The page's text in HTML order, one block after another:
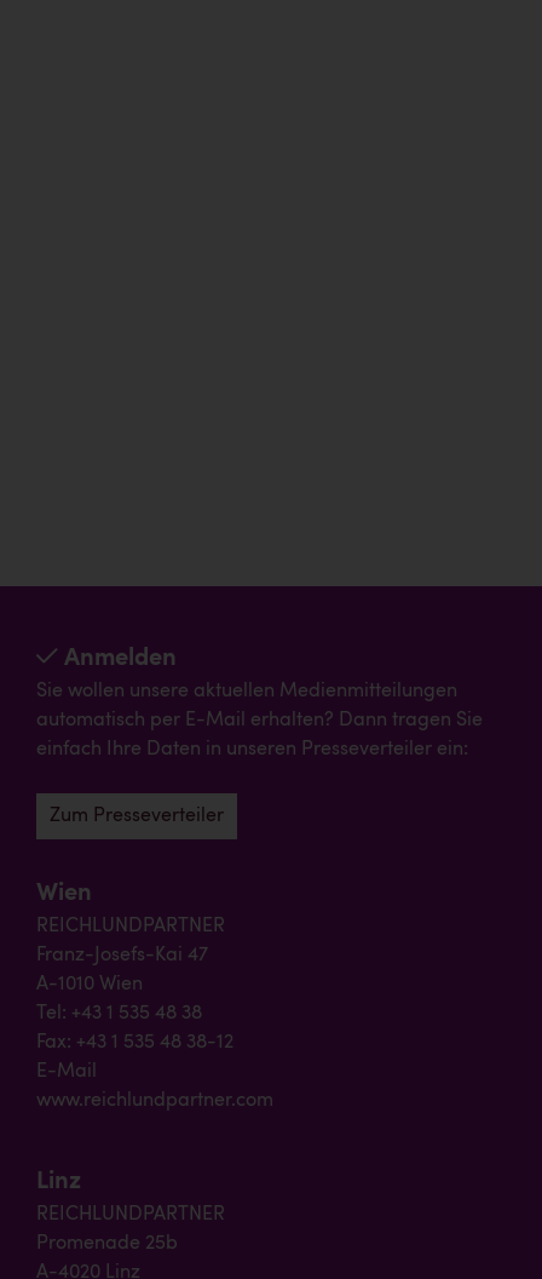
Anmelden
Sie wollen unsere aktuellen Medienmitteilungen
automatisch per E-Mail erhalten? Dann tragen Sie
einfach Ihre Daten in unseren Presseverteiler ein:
Zum Presseverteiler
Wien
REICHLUNDPARTNER
Franz-Josefs-Kai 47
A-1010 Wien
Tel: +43 1 535 48 38
Fax: +43 1 535 48 38-12
E-Mail
www.reichlundpartner.com
Linz
REICHLUNDPARTNER
Promenade 25b
A-4020 Linz